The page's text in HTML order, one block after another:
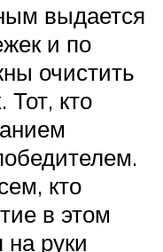
выдается
и по
очистить
кто
кто
в этом
на руки